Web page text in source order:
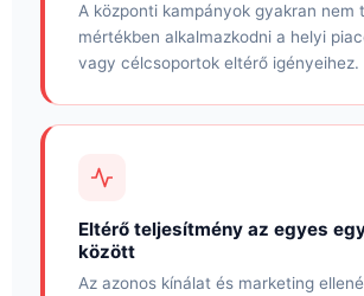
A központi kampányok gyakran nem
mértékben alkalmazkodni a helyi
vagy célcsoportok eltérő igényeihez.
Eltérő teljesítmény az egyes
között
Az azonos kínálat és marketing